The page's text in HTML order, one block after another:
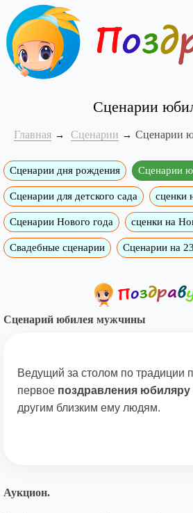
Сценарии
Главная Сценарии Сценарии
Сценарии дня рождения Сценарии
Сценарии для детского сада сценки
Сценарии Нового года сценки на
Свадебные сценарии Сценарии на
Сценарий юбилея мужчины
Ведущий за столом по традиции
первое поздравления юбиляру
другим близким ему людям.
Аукцион.